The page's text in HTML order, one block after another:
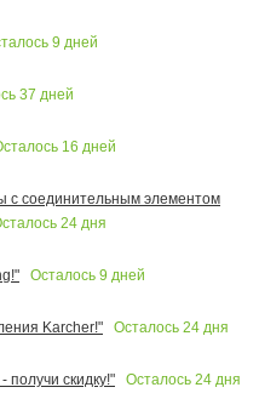
9 дней
37 дней
16 дней
с соединительным элементом
24 дня
Осталось 9 дней
Karcher!"
Осталось 24 дня
получи скидку!"
Осталось 24 дня